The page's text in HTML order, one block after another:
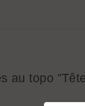
au topo